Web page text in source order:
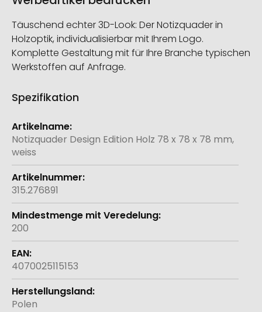
Täuschend echter 3D-Look: Der Notizquader in
Holzoptik, individualisierbar mit Ihrem Logo.
Komplette Gestaltung mit für Ihre Branche typischen
Werkstoffen auf Anfrage.
Spezifikation
Weitere
Informationen
Notizquader Design Edition Holz 78 x 78 x 78 mm,
weiss
315.276891
200
4070025115153
Polen